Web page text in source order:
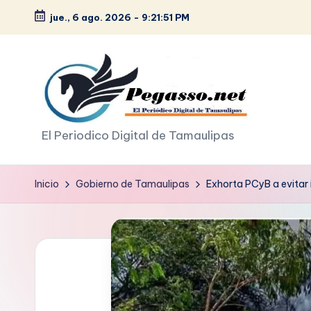
Saltar
contenido
jue., 6 ago. 2026 - 9:21:52 PM
p
e
g
El Periodico Digital de Tamaulipas
Inicio Gobierno de Tamaulipas Exhorta PCyB a evitar